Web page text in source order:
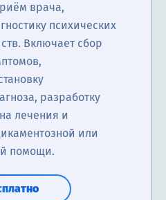
врача,
психических
Включает сбор
разработку
лечения и
или
помощи.